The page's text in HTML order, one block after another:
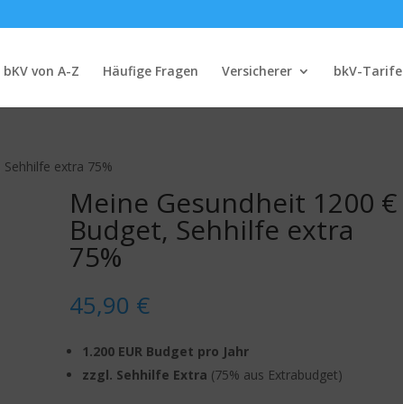
bKV von A-Z Häufige Fragen Versicherer bkV-Tarife
extra 75%
Meine Gesundheit 1200 €
Budget, Sehhilfe extra
75%
45,90 €
1.200 EUR Budget pro Jahr
zzgl. Sehhilfe Extra (75% aus Extrabudget)